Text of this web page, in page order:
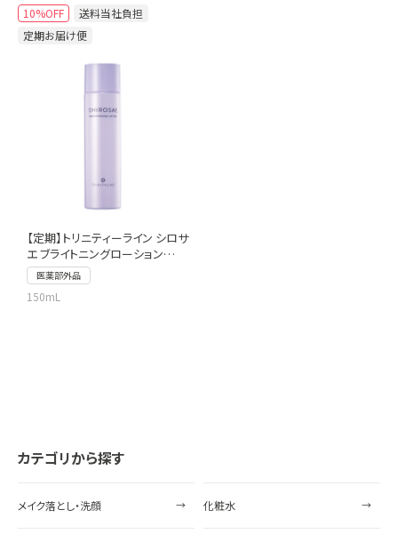
10%OFF
送料当社負担
定期お届け便
【定期】トリニティーライン シロサ
エ ブライトニングローション
150mL
医薬部外品
150mL
カテゴリから探す
メイク落とし・洗顔 化粧水